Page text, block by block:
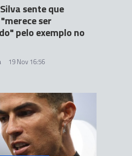
sente que
ser
pelo exemplo no
19 Nov 16:56